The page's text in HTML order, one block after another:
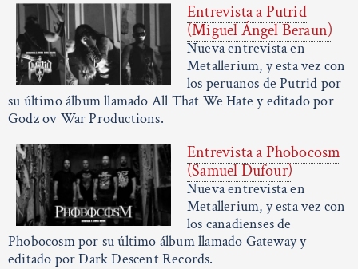
Entrevista a Putrid
(Miguel Ángel Beraun)
Nueva entrevista en
Metallerium, y esta vez con
los peruanos de Putrid por
su último álbum llamado All That We Hate y editado por
Godz ov War Productions.
Entrevista a Phobocosm
(Samuel Dufour)
Nueva entrevista en
Metallerium, y esta vez con
los canadienses de
Phobocosm por su último álbum llamado Gateway y
editado por Dark Descent Records.